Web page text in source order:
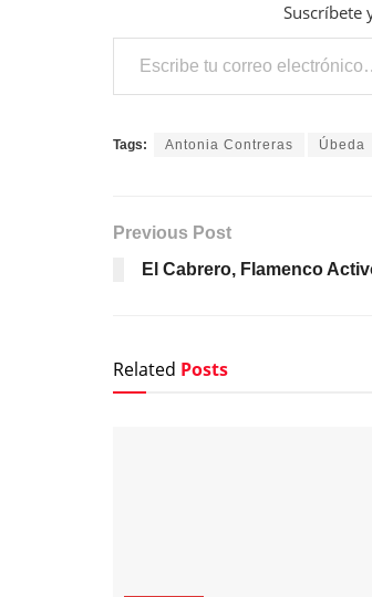
Suscríbete
Escribe tu correo electrónico…
Tags: Antonia Contreras Úbeda
Previous Post
El Cabrero, Flamenco
Related Posts